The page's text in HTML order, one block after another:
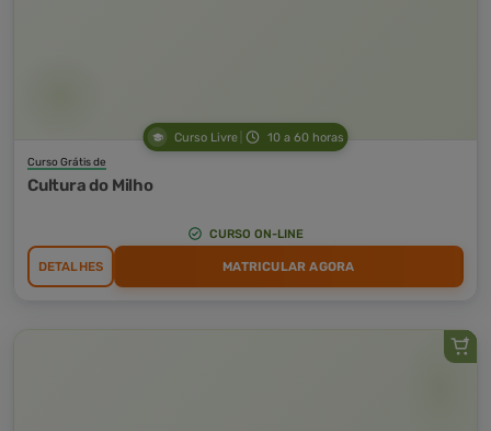
Curso Livre 10 a 60 horas
Curso Grátis de
Cultura do Milho
CURSO ON-LINE
DETALHES MATRICULAR AGORA